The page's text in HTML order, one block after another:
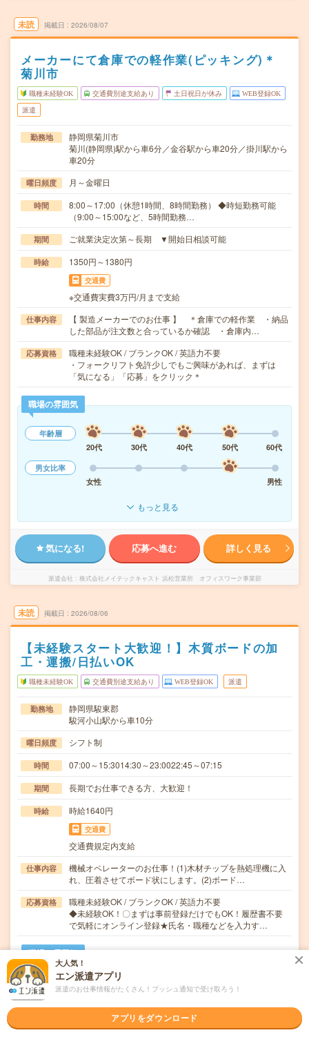
未読 掲載日 2026/08/07
メーカーにて倉庫での軽作業(ピッキング)＊
菊川市
職種未経験OK 交通費別途支給あり 土日祝日が休み WEB登録OK
派遣
勤務地
静岡県菊川市
菊川(静岡県)駅から車6分／金谷駅から車20分／掛川駅から
車20分
曜日頻度 月～金曜日
時間
8:00～17:00（休憩1時間、8時間勤務） ◆時短勤務可能
（9:00～15:00など、5時間勤務…
期間 ご就業決定次第～長期 ▼開始日相談可能
時給 1350円～1380円
交通費
※交通費実費3万円/月まで支給
仕事内容
【 製造メーカーでのお仕事 】 ＊倉庫での軽作業 ・納品
した部品が注文数と合っているか確認 ・倉庫内…
応募資格
職種未経験OK / ブランクOK / 英語力不要
・フォークリフト免許少しでもご興味があれば、まずは
「気になる」「応募」をクリック＊
職場の雰囲気
年齢層
20代
30代 40代 50代
60代
男女比率
女性
男性
もっと見る
気になる! 応募へ進む 詳しく見る
派遣会社 株式会社メイテックキャスト 浜松営業所 オフィスワーク事業部
未読 掲載日 2026/08/06
【未経験スタート大歓迎！】木質ボードの加
工・運搬/日払いOK
職種未経験OK 交通費別途支給あり WEB登録OK 派遣
勤務地
静岡県駿東郡
駿河小山駅から車10分
曜日頻度 シフト制
時間 07:00～15:3014:30～23:0022:45～07:15
期間 長期でお仕事できる方、大歓迎！
時給 時給1640円
交通費
交通費規定内支給
仕事内容
機械オペレーターのお仕事！(1)木材チップを熱処理機に入
れ、圧着させてボード状にします。(2)ボード…
応募資格
職種未経験OK / ブランクOK / 英語力不要
◆未経験OK！〇まずは事前登録だけでもOK！履歴書不要
で気軽にオンライン登録★氏名・職種などを入力す…
職場の雰囲気
年齢層
30代 50代
気になる! 応募へ進む 詳しく見る
大人気！
エン派遣アプリ
派遣のお仕事情報がたくさん！プッシュ通知で受け取ろう！
アプリをダウンロード